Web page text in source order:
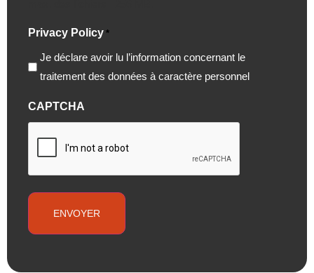
Privacy Policy *
Je déclare avoir lu l’information concernant le
traitement des données à caractère personnel
CAPTCHA